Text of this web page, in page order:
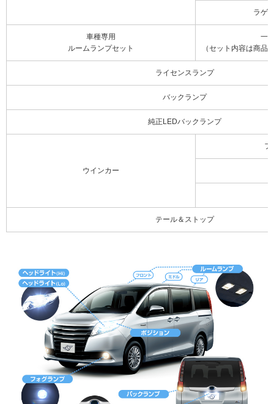
ラゲ
車種専用
ルームランプセット
一
（セット内容は商品
ライセンスランプ
バックランプ
純正LEDバックランプ
ウインカー
フ
テール＆ストップ